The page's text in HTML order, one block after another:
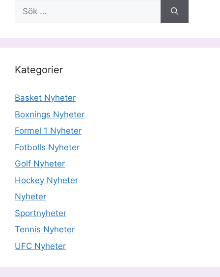
Sök
efter:
Kategorier
Basket Nyheter
Boxnings Nyheter
Formel 1 Nyheter
Fotbolls Nyheter
Golf Nyheter
Hockey Nyheter
Nyheter
Sportnyheter
Tennis Nyheter
UFC Nyheter